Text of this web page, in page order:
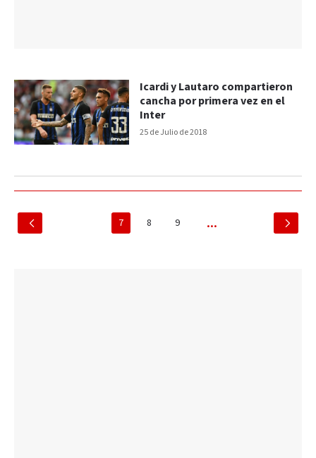
25 de Julio de 2018
Icardi y Lautaro compartieron
cancha por primera vez en el
Inter
7 8 9